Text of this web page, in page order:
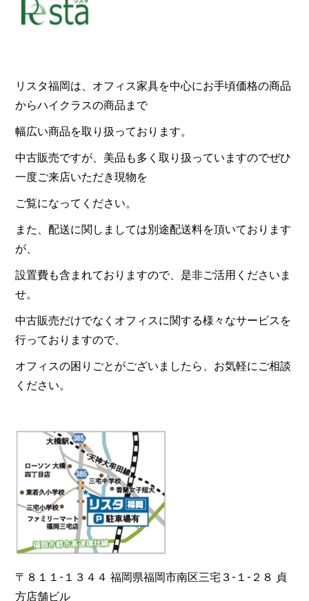
リスタ福岡は、オフィス家具を中心にお手頃価格の商品
からハイクラスの商品まで
幅広い商品を取り扱っております。
中古販売ですが、美品も多く取り扱っていますのでぜひ
一度ご来店いただき現物を
ご覧になってください。
また、配送に関しましては別途配送料を頂いております
が、
設置費も含まれておりますので、是非ご活用くださいま
せ。
中古販売だけでなくオフィスに関する様々なサービスを
行っておりますので、
オフィスの困りごとがございましたら、お気軽にご相談
ください。
〒８１１-１３４４ 福岡県福岡市南区三宅３-１-２８ 貞
方店舗ビル